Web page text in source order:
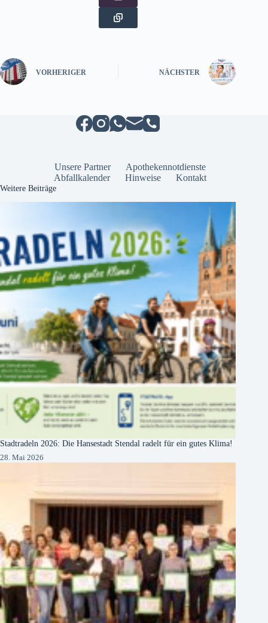
VORHERIGER NÄCHSTER
Unsere Partner
Apothekennotdienste
Abfallkalender
Hinweise Kontakt
Weitere Beiträge
Stadtradeln 2026: Die Hansestadt Stendal radelt für ein gutes Klima!
28. Mai 2026